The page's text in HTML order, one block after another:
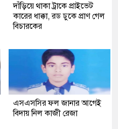
দাঁড়িয়ে থাকা ট্রাকে প্রাইভেট
কারের ধাক্কা, রড ঢুকে প্রাণ গেল
বিচারকের
এসএসসির ফল জানার আগেই
বিদায় নিল কাজী রেজা